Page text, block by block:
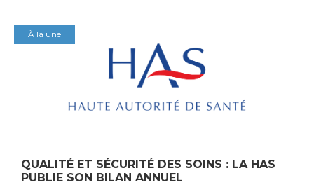
À la une
QUALITÉ ET SÉCURITÉ DES SOINS : LA HAS
PUBLIE SON BILAN ANNUEL